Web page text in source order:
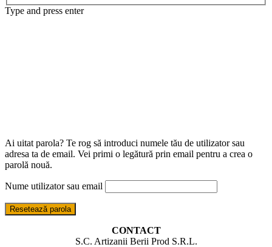
Type and press enter
Ai uitat parola? Te rog să introduci numele tău de utilizator sau
adresa ta de email. Vei primi o legătură prin email pentru a crea o
parolă nouă.
Nume utilizator sau email
Resetează parola
CONTACT
S.C. Artizanii Berii Prod S.R.L.